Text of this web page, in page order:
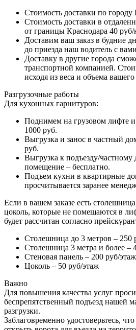
Стоимость доставки по городу
Стоимость доставки в
от границы Краснодара 40 руб/
Доставим ваш заказ в будние
до приезда наш водитель с
Доставку в другие города
транспортной компанией.
исходя из веса и объема вашего
Разгрузочные работы
Для кухонных гарнитуров:
Поднимем на грузовом лифте и
1000 руб.
Выгрузка и занос в частный
руб.
Выгрузка к подъезду/частному
помещение – бесплатно.
Подъем кухни в квартирные
просчитывается заранее
Если в вашем заказе есть
цоколь, которые не помещаются в
будет рассчитан согласно
Столешница до 3 метров – 250
Столешница 3 метра и более –
Стеновая панель – 200 руб/этаж
Цоколь – 50 руб/этаж
Важно
Для повышения качества услуг
беспрепятственный подъезд нашей
разгрузки.
Заблаговременно удостоверьтесь,